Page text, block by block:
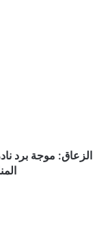
المناطق
الزعاق: موجة برد